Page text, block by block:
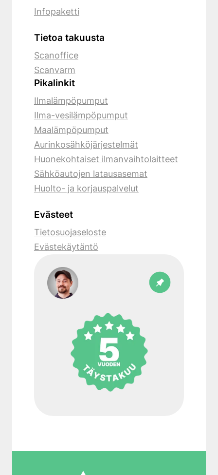
Infopaketti
Tietoa takuusta
Scanoffice
Scanvarm
Pikalinkit
Ilmalämpöpumput
Ilma-vesilämpöpumput
Maalämpöpumput
Aurinkosähköjärjestelmät
Huonekohtaiset ilmanvaihtolaitteet
Sähköautojen latausasemat
Huolto- ja korjauspalvelut
Evästeet
Tietosuojaseloste
Evästekäytäntö